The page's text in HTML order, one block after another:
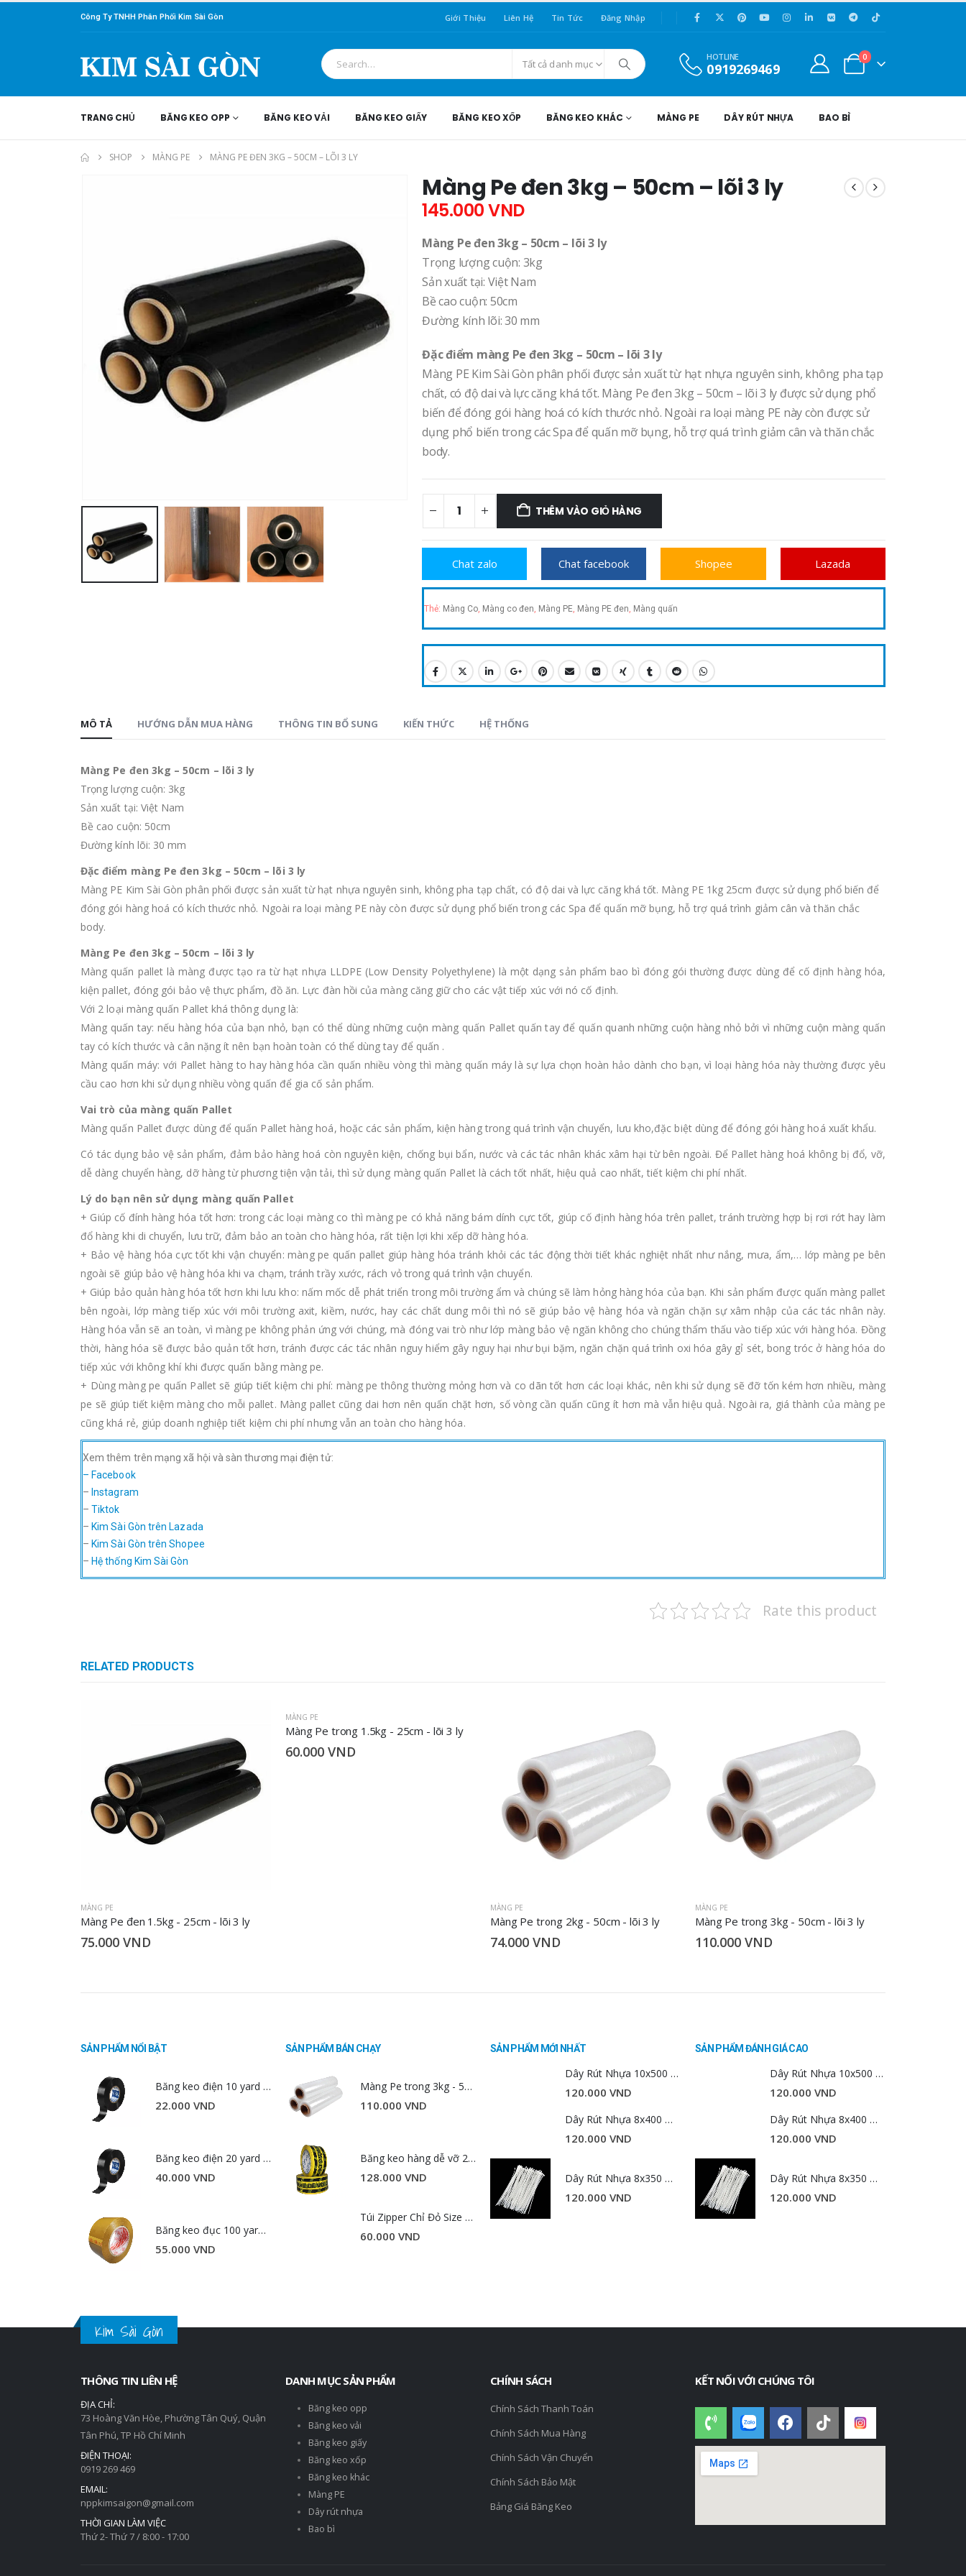
Công Ty TNHH Phân Phối Kim Sài Gòn Giới Thiệu Liên Hệ Tin Tức Đăng Nhập
Tất cả danh mục
HOTLINE
0919269469
0
TRANG CHỦ BĂNG KEO OPP BĂNG KEO VẢI BĂNG KEO GIẤY BĂNG KEO XỐP BĂNG KEO KHÁC MÀNG PE DÂY RÚT NHỰA BAO BÌ
SHOP MÀNG PE MÀNG PE ĐEN 3KG – 50CM – LÕI 3 LY
Màng Pe đen 3kg – 50cm – lõi 3 ly
145.000VND
Màng Pe đen 3kg – 50cm – lõi 3 ly
Trọng lượng cuộn: 3kg
Sản xuất tại: Việt Nam
Bề cao cuộn: 50cm
Đường kính lõi: 30 mm
Đặc điểm màng Pe đen 3kg – 50cm – lõi 3 ly
Màng PE Kim Sài Gòn phân phối được sản xuất từ hạt nhựa nguyên sinh, không pha tạp
chất, có độ dai và lực căng khá tốt. Màng Pe đen 3kg – 50cm – lõi 3 ly được sử dụng phổ
biến để đóng gói hàng hoá có kích thước nhỏ. Ngoài ra loại màng PE này còn được sử
dụng phổ biến trong các Spa để quấn mỡ bụng, hỗ trợ quá trình giảm cân và thăn chắc
body.
THÊM VÀO GIỎ HÀNG
Chat zalo Chat facebook Shopee Lazada
Thẻ: Màng Co, Màng co đen Màng PE Màng PE đen Màng quấn
MÔ TẢ HƯỚNG DẪN MUA HÀNG THÔNG TIN BỔ SUNG KIẾN THỨC HỆ THỐNG
Màng Pe đen 3kg – 50cm – lõi 3 ly
Trọng lượng cuộn: 3kg
Sản xuất tại: Việt Nam
Bề cao cuộn: 50cm
Đường kính lõi: 30 mm
Đặc điểm màng Pe đen 3kg – 50cm – lõi 3 ly
Màng PE Kim Sài Gòn phân phối được sản xuất từ hạt nhựa nguyên sinh, không pha tạp chất, có độ dai và lực căng khá tốt. Màng PE 1kg 25cm được sử dụng phổ biến để
đóng gói hàng hoá có kích thước nhỏ. Ngoài ra loại màng PE này còn được sử dụng phổ biến trong các Spa để quấn mỡ bụng, hỗ trợ quá trình giảm cân và thăn chắc
body.
Màng Pe đen 3kg – 50cm – lõi 3 ly
Màng quấn pallet là màng được tạo ra từ hạt nhựa LLDPE (Low Density Polyethylene) là một dạng sản phẩm bao bì đóng gói thường được dùng để cố định hàng hóa,
kiện pallet, đóng gói bảo vệ thực phẩm, đồ ăn. Lực đàn hồi của màng căng giữ cho các vật tiếp xúc với nó cố định.
Với 2 loại màng quấn Pallet khá thông dụng là:
Màng quấn tay: nếu hàng hóa của bạn nhỏ, bạn có thể dùng những cuộn màng quấn Pallet quấn tay để quấn quanh những cuộn hàng nhỏ bởi vì những cuộn màng quấn
tay có kích thước và cân nặng ít nên bạn hoàn toàn có thể dùng tay để quấn .
Màng quấn máy: với Pallet hàng to hay hàng hóa cần quấn nhiều vòng thì màng quấn máy là sự lựa chọn hoàn hảo dành cho bạn, vì loại hàng hóa này thường được yêu
cầu cao hơn khi sử dụng nhiều vòng quấn để gia cố sản phẩm.
Vai trò của màng quấn Pallet
Màng quấn Pallet được dùng để quấn Pallet hàng hoá, hoặc các sản phẩm, kiện hàng trong quá trình vận chuyển, lưu kho,đặc biệt dùng để đóng gói hàng hoá xuất khẩu.
Có tác dụng bảo vệ sản phẩm, đảm bảo hàng hoá còn nguyên kiện, chống bụi bẩn, nước và các tác nhân khác xâm hại từ bên ngoài. Để Pallet hàng hoá không bị đổ, vỡ,
dễ dàng chuyển hàng, dỡ hàng từ phương tiện vận tải, thì sử dụng màng quấn Pallet là cách tốt nhất, hiệu quả cao nhất, tiết kiệm chi phí nhất.
Lý do bạn nên sử dụng màng quấn Pallet
+ Giúp cố đính hàng hóa tốt hơn: trong các loại màng co thì màng pe có khả năng bám dính cực tốt, giúp cố định hàng hóa trên pallet, tránh trường hợp bị rơi rớt hay làm
đổ hàng khi di chuyển, lưu trữ, đảm bảo an toàn cho hàng hóa, rất tiện lợi khi xếp dỡ hàng hóa.
+ Bảo vệ hàng hóa cực tốt khi vận chuyển: màng pe quấn pallet giúp hàng hóa tránh khỏi các tác động thời tiết khác nghiệt nhất như nắng, mưa, ẩm,… lớp màng pe bên
ngoài sẽ giúp bảo vệ hàng hóa khi va chạm, tránh trầy xước, rách vỏ trong quá trình vận chuyển.
+ Giúp bảo quản hàng hóa tốt hơn khi lưu kho: nấm mốc dễ phát triển trong môi trường ẩm và chúng sẽ làm hỏng hàng hóa của bạn. Khi sản phẩm được quấn màng pallet
bên ngoài, lớp màng tiếp xúc với môi trường axit, kiềm, nước, hay các chất dung môi thì nó sẽ giúp bảo vệ hàng hóa và ngăn chặn sự xâm nhập của các tác nhân này.
Hàng hóa vẫn sẽ an toàn, vì màng pe không phản ứng với chúng, mà đóng vai trò như lớp màng bảo vệ ngăn không cho chúng thẩm thấu vào tiếp xúc với hàng hóa. Đồng
thời, hàng hóa sẽ được bảo quản tốt hơn, tránh được các tác nhân nguy hiểm gây nguy hại như bụi bặm, ngăn chặn quá trình oxi hóa gây gỉ sét, bong tróc ở hàng hóa do
tiếp xúc với không khí khi được quấn bằng màng pe.
+ Dùng màng pe quấn Pallet sẽ giúp tiết kiệm chi phí: màng pe thông thường mỏng hơn và co dãn tốt hơn các loại khác, nên khi sử dụng sẽ đỡ tốn kém hơn nhiều, màng
pe sẽ giúp tiết kiệm màng cho mỗi pallet. Màng pallet cũng dai hơn nên quấn chặt hơn, số vòng cần quấn cũng ít hơn mà vẫn hiệu quả. Ngoài ra, giá thành của màng pe
cũng khá rẻ, giúp doanh nghiệp tiết kiệm chi phí nhưng vẫn an toàn cho hàng hóa.
Xem thêm trên mạng xã hội và sàn thương mại điện tử:
– Facebook
– Instagram
–Tiktok
– Kim Sài Gòn trên Lazada
– Kim Sài Gòn trên Shopee
– Hệ thống Kim Sài Gòn
Rate this product
RELATED PRODUCTS
MÀNG PE
Màng Pe đen 1.5kg - 25cm - lõi 3 ly
75.000 VND
MÀNG PE
Màng Pe trong 1.5kg - 25cm - lõi 3 ly
60.000 VND
MÀNG PE
Màng Pe trong 2kg - 50cm - lõi 3 ly
74.000 VND
MÀNG PE
Màng Pe trong 3kg - 50cm - lõi 3 ly
110.000 VND
SẢN PHẨM NỔI BẬT
Băng keo điện 10 yard -0.2kg-1.8cm
22.000 VND
Băng keo điện 20 yard -0.4kg-1.8cm
40.000 VND
Băng keo đục 100 yard 1.2 kg 4.8cm
55.000 VND
SẢN PHẨM BÁN CHẠY
Màng Pe trong 3kg - 50cm - lõi 3 ly
110.000 VND
Băng keo hàng dễ vỡ 200 yard 2 kg 4.8cm
128.000 VND
Túi Zipper Chỉ Đỏ Size 10x15cm
60.000 VND
SẢN PHẨM MỚI NHẤT
Dây Rút Nhựa 10x500 mm 1kg
120.000 VND
Dây Rút Nhựa 8x400 mm 1kg
120.000 VND
Dây Rút Nhựa 8x350 mm 1kg
120.000 VND
SẢN PHẨM ĐÁNH GIÁ CAO
Dây Rút Nhựa 10x500 mm 1kg
120.000 VND
Dây Rút Nhựa 8x400 mm 1kg
120.000 VND
Dây Rút Nhựa 8x350 mm 1kg
120.000 VND
Kim Sài Gòn
THÔNG TIN LIÊN HỆ
ĐỊA CHỈ:
73 Hoàng Văn Hòe, Phường Tân Quý, Quận
Tân Phú, TP Hồ Chí Minh
ĐIỆN THOẠI:
0919 269 469
EMAIL:
nppkimsaigon@gmail.com
THỜI GIAN LÀM VIỆC
Thứ 2- Thứ 7 / 8:00 - 17:00
DANH MỤC SẢN PHẨM
Băng keo opp
Băng keo vải
Băng keo giấy
Băng keo xốp
Băng keo khác
Màng PE
Dây rút nhựa
Bao bì
CHÍNH SÁCH
Chính Sách Thanh Toán
Chính Sách Mua Hàng
Chính Sách Vận Chuyển
Chính Sách Bảo Mật
Bảng Giá Băng Keo
KẾT NỐI VỚI CHÚNG TÔI